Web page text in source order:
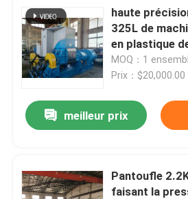
haute
325L de
en plastique
MOQ：1
Prix：$20,000.00
meilleur prix
Pantoufle
faisant la